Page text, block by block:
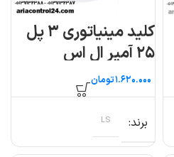
کلید مینیاتوری ۳ پل
۲۵ آمپر ال اس
تومان
برند LS